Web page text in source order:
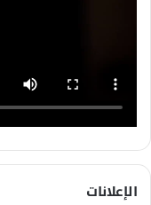
الإعلانات